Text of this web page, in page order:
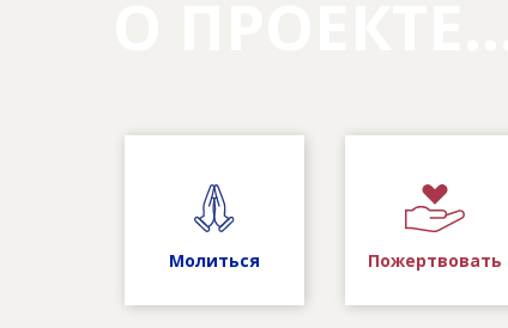
Молиться Пожертвовать